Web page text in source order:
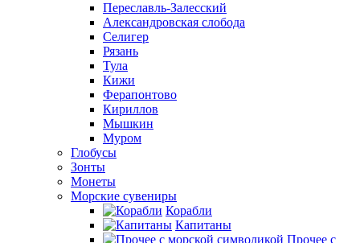
Переславль-Залесский
Александровская слобода
Селигер
Рязань
Тула
Кижи
Ферапонтово
Кириллов
Мышкин
Муром
Глобусы
Зонты
Монеты
Морские сувениры
Корабли
Капитаны
Прочее с